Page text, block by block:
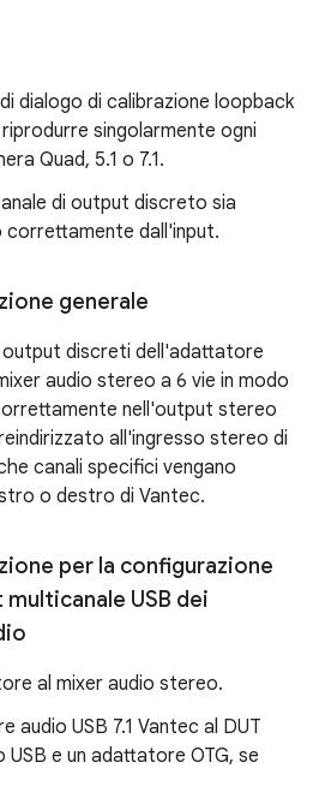
dialogo di calibrazione loopback
singolarmente ogni
Quad, 5.1 o 7.1.
di output discreto sia
dall'input.
generale
output discreti dell'adattatore
audio stereo a 6 vie in modo
nell'output stereo
all'ingresso stereo di
canali specifici vengano
o destro di Vantec.
per la configurazione
USB dei
al mixer audio stereo.
audio USB 7.1 Vantec al DUT
USB e un adattatore OTG, se